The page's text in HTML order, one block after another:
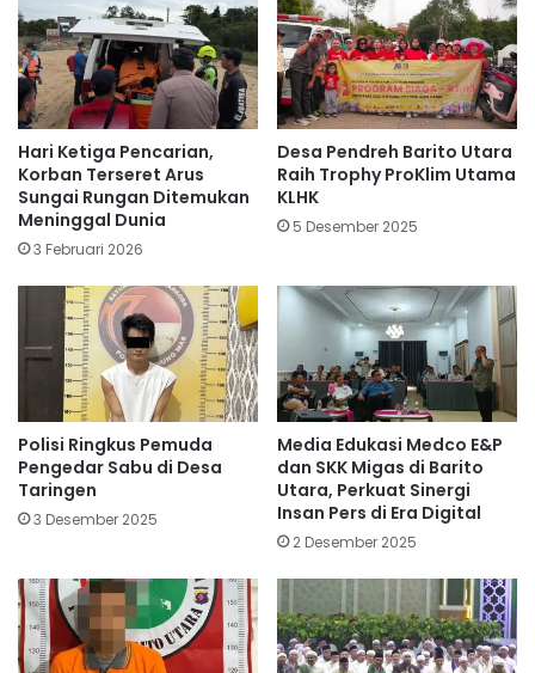
Hari Ketiga Pencarian,
Korban Terseret Arus
Sungai Rungan Ditemukan
Meninggal Dunia
3 Februari 2026
Desa Pendreh Barito Utara
Raih Trophy ProKlim Utama
KLHK
5 Desember 2025
Polisi Ringkus Pemuda
Pengedar Sabu di Desa
Taringen
3 Desember 2025
Media Edukasi Medco E&P
dan SKK Migas di Barito
Utara, Perkuat Sinergi
Insan Pers di Era Digital
2 Desember 2025